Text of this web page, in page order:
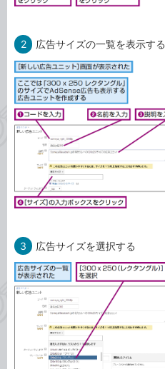
2 広告サイズの一覧を表示する
3 広告サイズを選択する